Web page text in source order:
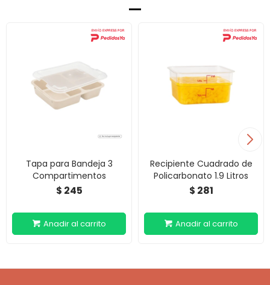
Tapa para Bandeja 3
Compartimentos
$ 245
Recipiente Cuadrado de
Policarbonato 1.9 Litros
$ 281